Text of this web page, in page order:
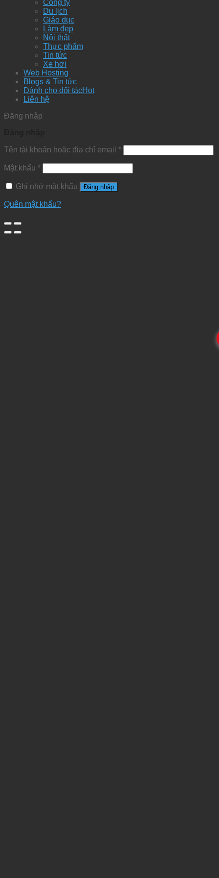
Công ty
Du lịch
Giáo dục
Làm đẹp
Nội thất
Thực phẩm
Tin tức
Xe hơi
Web Hosting
Blogs & Tin tức
Dành cho đối tác
Liên hệ
Đăng nhập
Tên tài khoản hoặc địa chỉ email *
Mật khẩu *
Ghi nhớ mật khẩu Đăng nhập
Quên mật khẩu?